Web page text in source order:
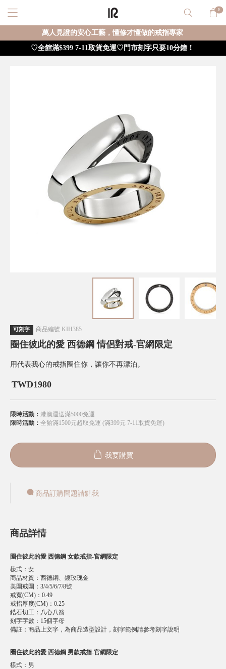
0
萬人見證的安心工藝，懂修才懂做的戒指專家
♡全館滿$399 7-11取貨免運♡門市刻字只要10分鐘！
可刻字 商品編號 KIH385
圈住彼此的愛 西德鋼 情侶對戒-官網限定
用代表我心的戒指圈住你，讓你不再漂泊。
TWD1980
限時活動： 港澳運送滿5000免運
限時活動： 全館滿1500元超取免運 (滿399元 7-11取貨免運)
我要購買
商品訂購問題請點我
商品詳情
圈住彼此的愛 西德鋼 女款戒指-官網限定
樣式 ： 女
商品材質 ： 西德鋼、鍍玫瑰金
美圍戒圍 ： 3/4/5/6/7/8號
戒寬(CM) ： 0.49
戒指厚度(CM) ： 0.25
鋯石切工 ： 八心八箭
刻字字數 ： 15個字母
備註 ： 商品上文字，為商品造型設計，刻字範例請參考刻字說明
圈住彼此的愛 西德鋼 男款戒指-官網限定
樣式 ： 男